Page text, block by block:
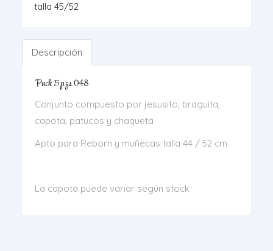
talla 45/52
Descripción
Pack 5 pzs 048
Conjunto compuesto por jesusito, braguita,
capota, patucos y chaqueta
Apto para Reborn y muñecas talla 44 / 52 cm
La capota puede variar según stock